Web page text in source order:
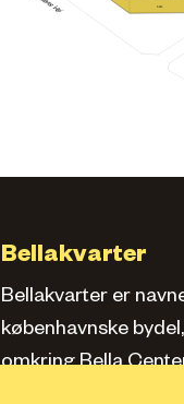
Café
Bellakvarter
Bellakvarter er
københavnske
omkring Bella